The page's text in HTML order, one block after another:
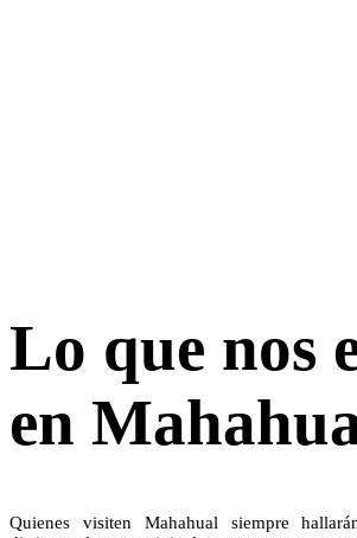
Lo que nos
en
Quienes visiten Mahahual siempre